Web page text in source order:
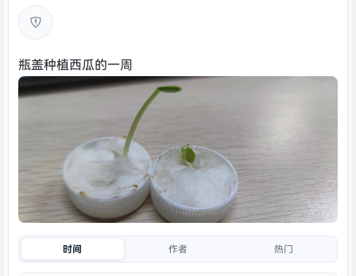
瓶盖种植西瓜的一周
时间 作者 热门